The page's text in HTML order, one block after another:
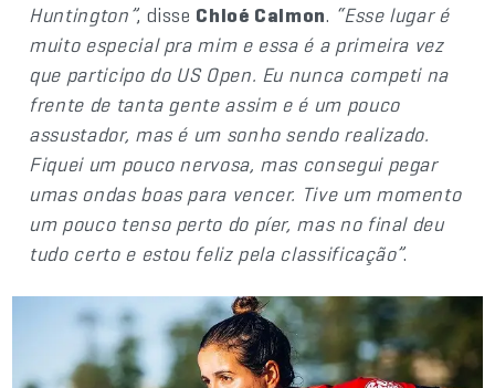
Huntington”, disse Chloé Calmon. “Esse lugar é
muito especial pra mim e essa é a primeira vez
que participo do US Open. Eu nunca competi na
frente de tanta gente assim e é um pouco
assustador, mas é um sonho sendo realizado.
Fiquei um pouco nervosa, mas consegui pegar
umas ondas boas para vencer. Tive um momento
um pouco tenso perto do píer, mas no final deu
tudo certo e estou feliz pela classificação”.